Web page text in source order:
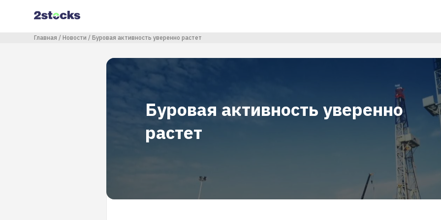
содержанию
Строка навигации
Главная Новости Буровая активность уверенно растет
Буровая активность уверенно
растет